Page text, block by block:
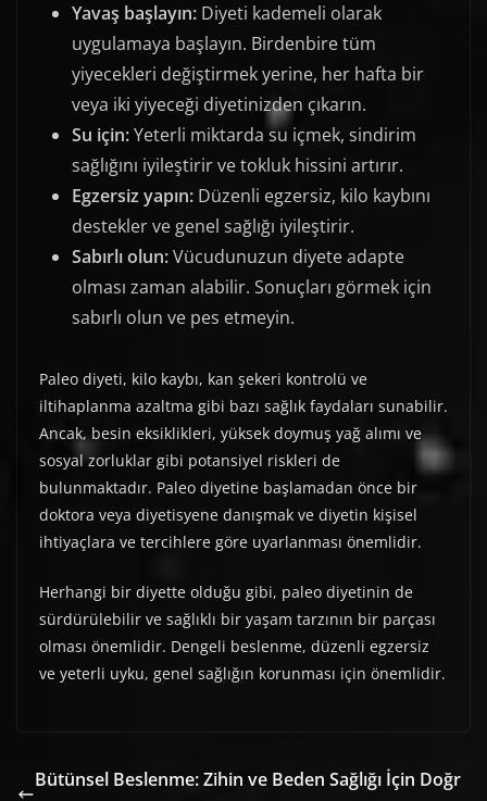
Yavaş başlayın: Diyeti kademeli olarak
uygulamaya başlayın. Birdenbire tüm
yiyecekleri değiştirmek yerine, her hafta bir
veya iki yiyeceği diyetinizden çıkarın.
Su için:Yeterli miktarda su içmek, sindirim
sağlığını iyileştirir ve tokluk hissini artırır.
Egzersiz yapın: Düzenli egzersiz, kilo kaybını
destekler ve genel sağlığı iyileştirir.
Sabırlı olun:Vücudunuzun diyete adapte
olması zaman alabilir. Sonuçları görmek için
sabırlı olun ve pes etmeyin.
Paleo diyeti, kilo kaybı, kan şekeri kontrolü ve
iltihaplanma azaltma gibi bazı sağlık faydaları sunabilir.
Ancak, besin eksiklikleri, yüksek doymuş yağ alımı ve
sosyal zorluklar gibi potansiyel riskleri de
bulunmaktadır. Paleo diyetine başlamadan önce bir
doktora veya diyetisyene danışmak ve diyetin kişisel
ihtiyaçlara ve tercihlere göre uyarlanması önemlidir.
Herhangi bir diyette olduğu gibi, paleo diyetinin de
sürdürülebilir ve sağlıklı bir yaşam tarzının bir parçası
olması önemlidir. Dengeli beslenme, düzenli egzersiz
ve yeterli uyku, genel sağlığın korunması için önemlidir.
Bütünsel Beslenme: Zihin ve Beden Sağlığı İçin Doğr